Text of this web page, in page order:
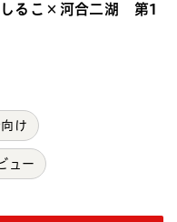
るこ×河合二湖 第1
け
ュー